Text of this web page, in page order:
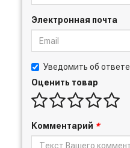
Электронная почта
Уведомить об ответе
Оценить товар
Комментарий *